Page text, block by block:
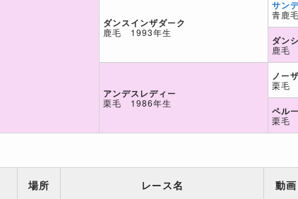
ダンスインザダーク
鹿毛 1993年生
アンデスレディー
栗毛 1986年生
サン
青鹿
ダン
鹿毛
ノー
栗毛
ペル
栗毛
場所 レース名 動画